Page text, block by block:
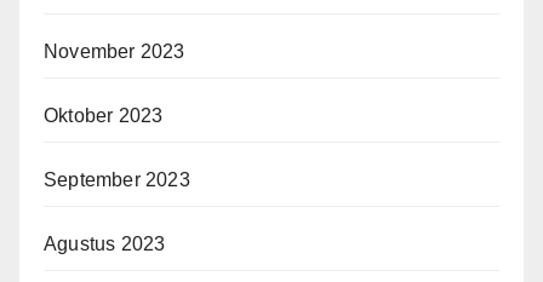
November 2023
Oktober 2023
September 2023
Agustus 2023